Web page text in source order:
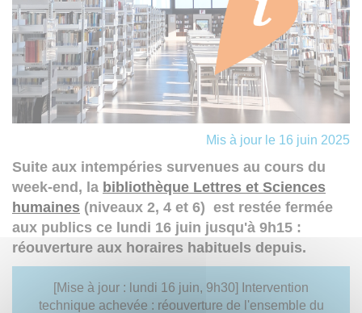
Mis à jour le 16 juin 2025
Suite aux intempéries survenues au cours du
week-end, la bibliothèque Lettres et Sciences
humaines (niveaux 2, 4 et 6) est restée fermée
aux publics ce lundi 16 juin jusqu'à 9h15 :
réouverture aux horaires habituels depuis.
[Mise à jour : lundi 16 juin, 9h30] Intervention
technique achevée : réouverture de l'ensemble du